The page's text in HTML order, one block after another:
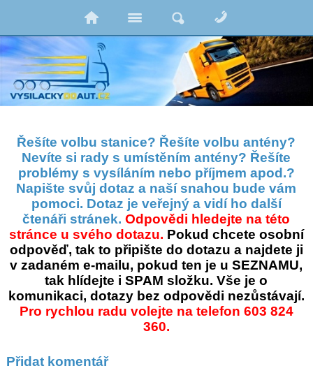
Řešíte volbu stanice? Řešíte volbu antény?
Nevíte si rady s umístěním antény? Řešíte
problémy s vysíláním nebo příjmem apod.?
Napište svůj dotaz a naší snahou bude vám
pomoci. Dotaz je veřejný a vidí ho další
čtenáři stránek.Odpovědi hledejte na této
stránce u svého dotazu. Pokud chcete osobní
odpověď, tak to připište do dotazu a najdete ji
v zadaném e-mailu, pokud ten je u SEZNAMU,
tak hlídejte i SPAM složku. Vše je o
komunikaci, dotazy bez odpovědi nezůstávají.
Pro rychlou radu volejte na telefon 603 824
360.
Přidat komentář